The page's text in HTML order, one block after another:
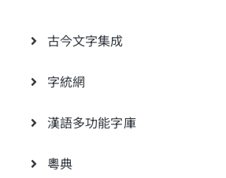
古今文字集成
字統網
漢語多功能字庫
粵典